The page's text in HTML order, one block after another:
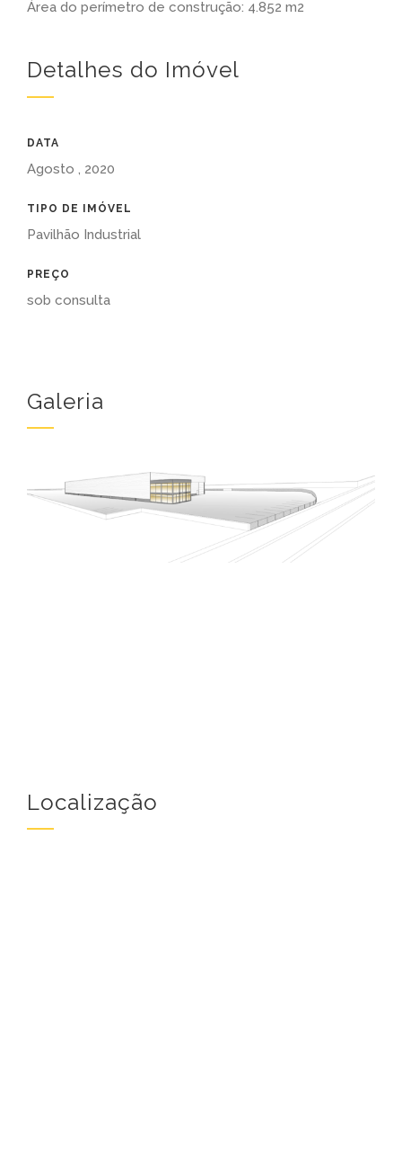
Área do perímetro de construção: 4.852 m2
Detalhes do Imóvel
DATA
Agosto , 2020
TIPO DE IMÓVEL
Pavilhão Industrial
PREÇO
sob consulta
Galeria
Localização